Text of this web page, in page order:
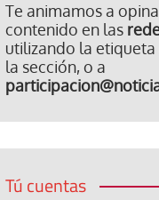
Te animamos a
contenido en las
utilizando la
la sección, o a
Tú cuentas